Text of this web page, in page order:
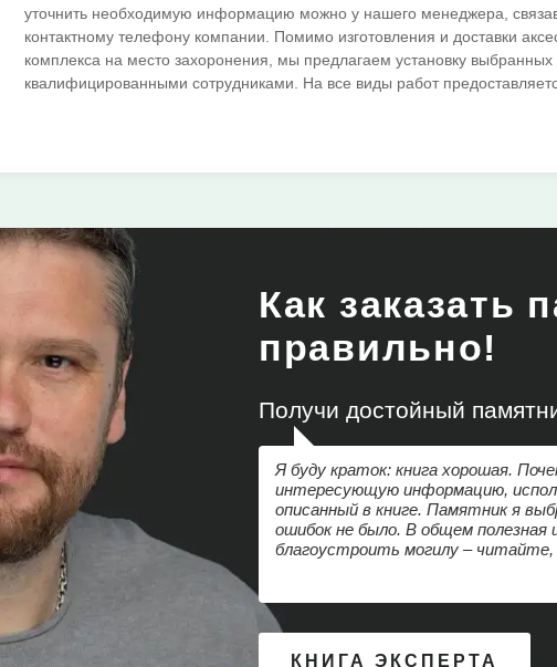
уточнить необходимую информацию можно у нашего менеджера,
контактному телефону компании. Помимо изготовления и доставки
комплекса на место захоронения, мы предлагаем установку
квалифицированными сотрудниками. На все виды работ
Как заказать
правильно!
Получи достойный
Я буду краток: книга хорошая.
интересующую информацию,
описанный в книге. Памятник я
ошибок не было. В общем
благоустроить могилу –
КНИГА ЭКСПЕРТА